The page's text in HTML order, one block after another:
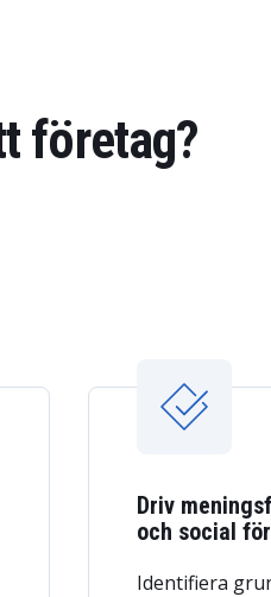
företag?
Driv
och social
Identifiera